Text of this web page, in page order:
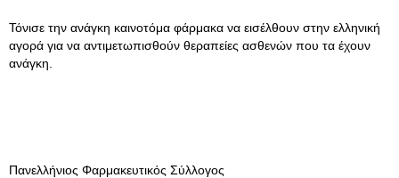
Τόνισε την ανάγκη καινοτόμα φάρμακα να εισέλθουν στην ελληνική
αγορά για να αντιμετωπισθούν θεραπείες ασθενών που τα έχουν
ανάγκη.
Πανελλήνιος Φαρμακευτικός Σύλλογος